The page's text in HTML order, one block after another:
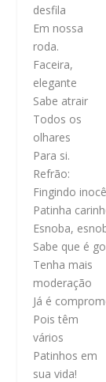
desfila
Em nossa
roda.
Faceira,
elegante
Sabe atrair
Todos os
olhares
Para si.
Refrão:
Fingindo
Patinha
Esnoba,
Sabe que é
Tenha mais
moderação
Já é
Pois têm
vários
Patinhos em
sua vida!